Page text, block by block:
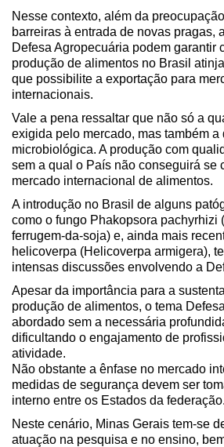
Nesse contexto, além da
barreiras à entrada de novas pragas,
Defesa Agropecuária podem garantir
produção de alimentos no Brasil
que possibilite a exportação para
internacionais.
Vale a pena ressaltar que não só a
exigida pelo mercado, mas também
microbiológica. A produção com
sem a qual o País não conseguirá se
mercado internacional de alimentos.
A introdução no Brasil de alguns
como o fungo Phakopsora pachyrhizi
ferrugem-da-soja) e, ainda mais
helicoverpa (Helicoverpa armigera),
intensas discussões envolvendo a
Apesar da importância para a
produção de alimentos, o tema
abordado sem a necessária
dificultando o engajamento de
atividade.
Não obstante a ênfase no mercado
medidas de segurança devem ser
interno entre os Estados da federação.
Neste cenário, Minas Gerais tem-se
atuação na pesquisa e no ensino,